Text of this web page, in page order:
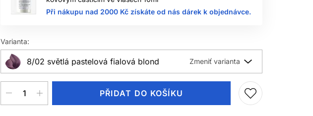
Při nákupu nad 2000 Kč získáte od nás dárek k objednávce.
Varianta:
8/02 světlá pastelová fialová blond
PŘIDAT DO KOŠÍKU